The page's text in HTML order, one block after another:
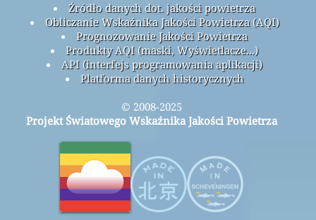
Źródło danych dot. jakości powietrza
Obliczanie Wskaźnika Jakości Powietrza (AQI)
Prognozowanie Jakości Powietrza
Produkty AQI (maski, Wyświetlacze...)
API (interfejs programowania aplikacji)
Platforma danych historycznych
© 2008-2025
Projekt Światowego Wskaźnika Jakości Powietrza